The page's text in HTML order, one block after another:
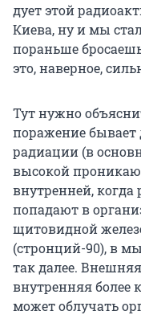
дует этой
Киева, ну и мы
пораньше
это, наверное,
Тут нужно
поражение бывает
радиации (в
высокой
внутренней,
попадают в
щитовидной
(стронций-90), в
так далее.
внутренняя более
может облучать